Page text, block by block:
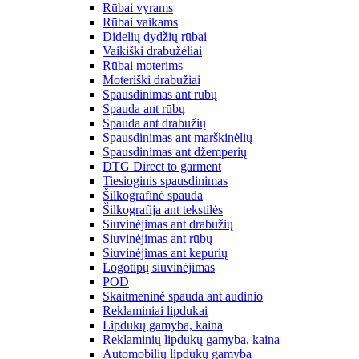
Rūbai vyrams
Rūbai vaikams
Didelių dydžių rūbai
Vaikiški drabužėliai
Rūbai moterims
Moteriški drabužiai
Spausdinimas ant rūbų
Spauda ant rūbų
Spauda ant drabužių
Spausdinimas ant marškinėlių
Spausdinimas ant džemperių
DTG Direct to garment
Tiesioginis spausdinimas
Šilkografinė spauda
Šilkografija ant tekstilės
Siuvinėjimas ant drabužių
Siuvinėjimas ant rūbų
Siuvinėjimas ant kepurių
Logotipų siuvinėjimas
POD
Skaitmeninė spauda ant audinio
Reklaminiai lipdukai
Lipdukų gamyba, kaina
Reklaminių lipdukų gamyba, kaina
Automobilių lipdukų gamyba